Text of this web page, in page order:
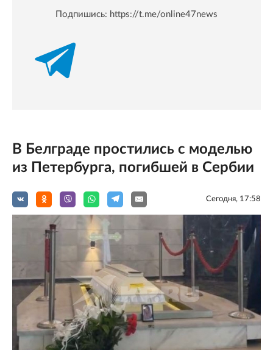
Подпишись: https://t.me/online47news
В Белграде простились с моделью
из Петербурга, погибшей в Сербии
Сегодня, 17:58